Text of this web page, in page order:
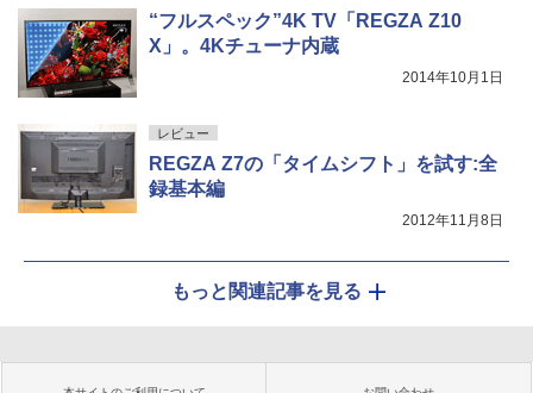
“フルスペック”4K TV「REGZA Z10
X」。4Kチューナ内蔵
2014年10月1日
レビュー
REGZA Z7の「タイムシフト」を試す:全
録基本編
2012年11月8日
もっと関連記事を見る